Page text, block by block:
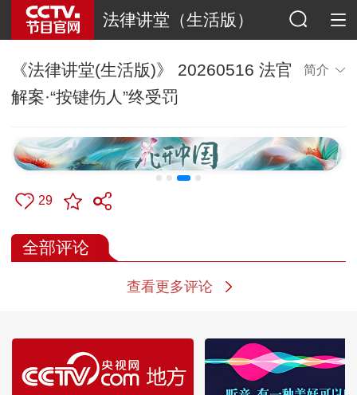
法律讲堂（生活版）
《法律讲堂(生活版)》 20260516 法官
解案·“按键伤人”终受罚
简介
29
全部评论
查看更多评论